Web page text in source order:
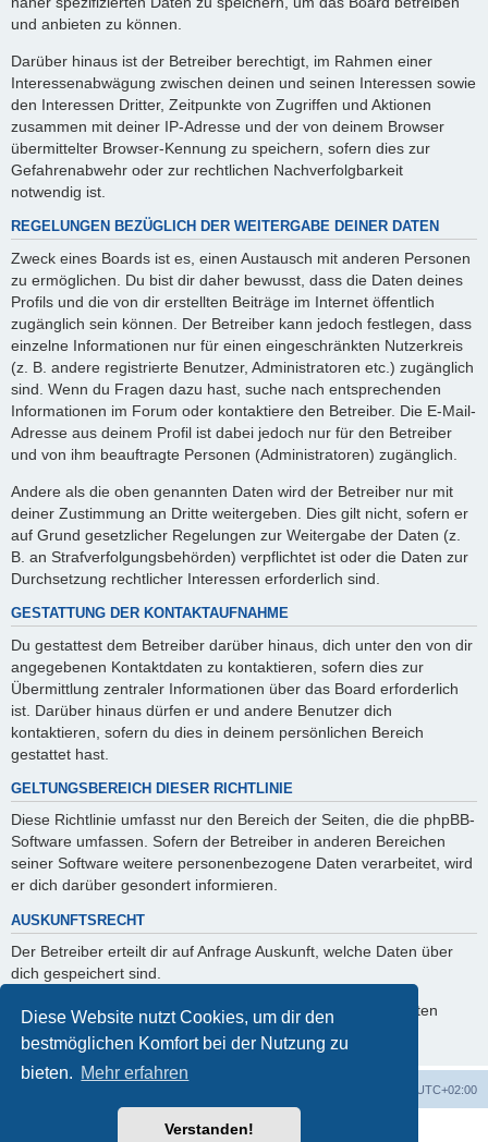
Diese Website nutzt Cookies, um dir den
bestmöglichen Komfort bei der Nutzung zu
bieten. Mehr erfahren
Verstanden!
und anbieten zu können.
Darüber hinaus ist der Betreiber berechtigt, im Rahmen einer
Interessenabwägung zwischen deinen und seinen Interessen sowie
den Interessen Dritter, Zeitpunkte von Zugriffen und Aktionen
zusammen mit deiner IP-Adresse und der von deinem Browser
übermittelter Browser-Kennung zu speichern, sofern dies zur
Gefahrenabwehr oder zur rechtlichen Nachverfolgbarkeit
notwendig ist.
REGELUNGEN BEZÜGLICH DER WEITERGABE DEINER DATEN
Zweck eines Boards ist es, einen Austausch mit anderen Personen
zu ermöglichen. Du bist dir daher bewusst, dass die Daten deines
Profils und die von dir erstellten Beiträge im Internet öffentlich
zugänglich sein können. Der Betreiber kann jedoch festlegen, dass
einzelne Informationen nur für einen eingeschränkten Nutzerkreis
(z. B. andere registrierte Benutzer, Administratoren etc.) zugänglich
sind. Wenn du Fragen dazu hast, suche nach entsprechenden
Informationen im Forum oder kontaktiere den Betreiber. Die E-Mail-
Adresse aus deinem Profil ist dabei jedoch nur für den Betreiber
und von ihm beauftragte Personen (Administratoren) zugänglich.
Andere als die oben genannten Daten wird der Betreiber nur mit
deiner Zustimmung an Dritte weitergeben. Dies gilt nicht, sofern er
auf Grund gesetzlicher Regelungen zur Weitergabe der Daten (z.
B. an Strafverfolgungsbehörden) verpflichtet ist oder die Daten zur
Durchsetzung rechtlicher Interessen erforderlich sind.
GESTATTUNG DER KONTAKTAUFNAHME
Du gestattest dem Betreiber darüber hinaus, dich unter den von dir
angegebenen Kontaktdaten zu kontaktieren, sofern dies zur
Übermittlung zentraler Informationen über das Board erforderlich
ist. Darüber hinaus dürfen er und andere Benutzer dich
kontaktieren, sofern du dies in deinem persönlichen Bereich
gestattet hast.
GELTUNGSBEREICH DIESER RICHTLINIE
Diese Richtlinie umfasst nur den Bereich der Seiten, die die phpBB-
Software umfassen. Sofern der Betreiber in anderen Bereichen
seiner Software weitere personenbezogene Daten verarbeitet, wird
er dich darüber gesondert informieren.
AUSKUNFTSRECHT
Der Betreiber erteilt dir auf Anfrage Auskunft, welche Daten über
dich gespeichert sind.
Du kannst jederzeit die Löschung bzw. Sperrung deiner Daten
verlangen. Kontaktiere hierzu bitte den Betreiber.
UTC+02:00
Powered byphpBB® Forum Software © phpBB Limited